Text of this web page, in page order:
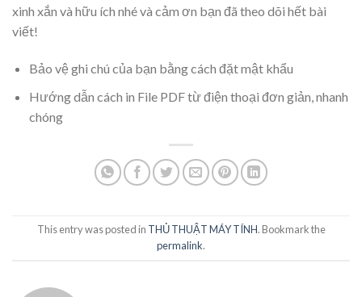
xinh xắn và hữu ích nhé và cảm ơn bạn đã theo dõi hết bài
viết!
Bảo vệ ghi chú của bạn bằng cách đặt mật khẩu
Hướng dẫn cách in File PDF từ điện thoại đơn giản, nhanh
chóng
This entry was posted in THỦ THUẬT MÁY TÍNH. Bookmark the
permalink.